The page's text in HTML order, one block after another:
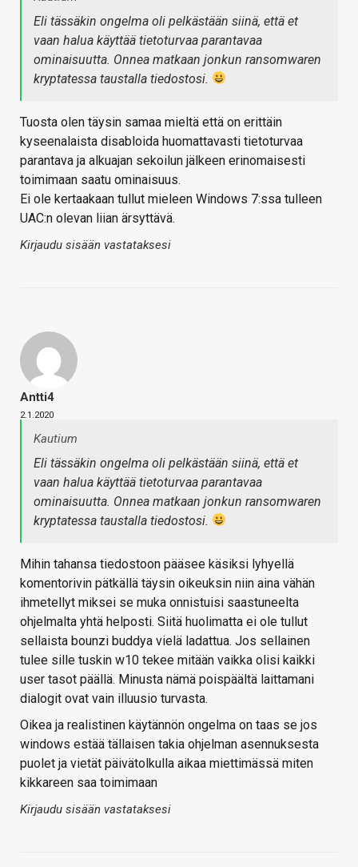
Eli tässäkin ongelma oli pelkästään siinä, että et
vaan halua käyttää tietoturvaa parantavaa
ominaisuutta. Onnea matkaan jonkun ransomwaren
kryptatessa taustalla tiedostosi.
Tuosta olen täysin samaa mieltä että on erittäin
kyseenalaista disabloida huomattavasti tietoturvaa
parantava ja alkuajan sekoilun jälkeen erinomaisesti
toimimaan saatu ominaisuus.
Ei ole kertaakaan tullut mieleen Windows 7:ssa tulleen
UAC:n olevan liian ärsyttävä.
Kirjaudu sisään vastataksesi
Antti4
2.1.2020
Kautium
Eli tässäkin ongelma oli pelkästään siinä, että et
vaan halua käyttää tietoturvaa parantavaa
ominaisuutta. Onnea matkaan jonkun ransomwaren
kryptatessa taustalla tiedostosi.
Mihin tahansa tiedostoon pääsee käsiksi lyhyellä
komentorivin pätkällä täysin oikeuksin niin aina vähän
ihmetellyt miksei se muka onnistuisi saastuneelta
ohjelmalta yhtä helposti. Siitä huolimatta ei ole tullut
sellaista bounzi buddya vielä ladattua. Jos sellainen
tulee sille tuskin w10 tekee mitään vaikka olisi kaikki
user tasot päällä. Minusta nämä poispäältä laittamani
dialogit ovat vain illuusio turvasta.
Oikea ja realistinen käytännön ongelma on taas se jos
windows estää tällaisen takia ohjelman asennuksesta
puolet ja vietät päivätolkulla aikaa miettimässä miten
kikkareen saa toimimaan
Kirjaudu sisään vastataksesi